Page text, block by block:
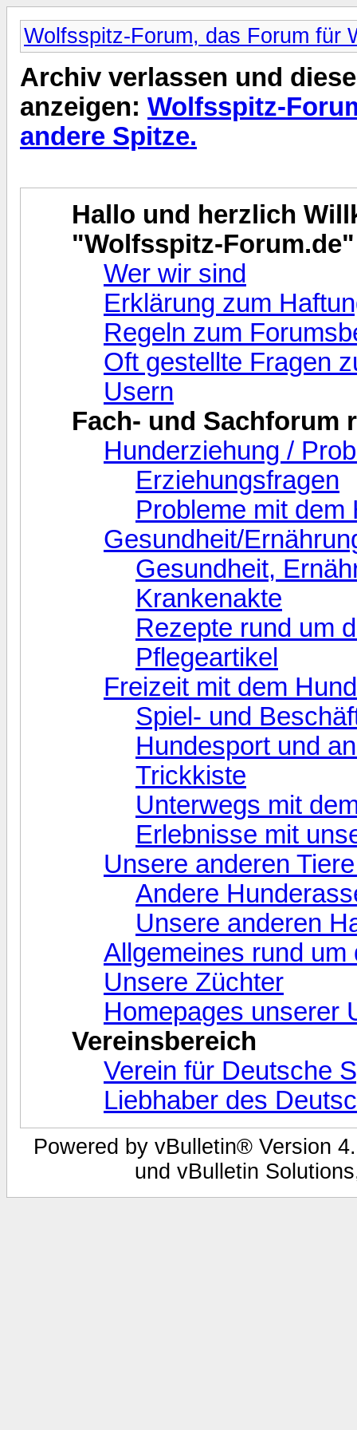
Wolfsspitz-Forum, das Forum für
Archiv verlassen und
anzeigen: Wolfsspitz-
andere Spitze.
Hallo und herzlich
"Wolfsspitz-Forum.de"
Wer wir sind
Erklärung zum
Regeln zum
Oft gestellte Fragen
Usern
Fach- und Sachforum
Hunderziehung /
Erziehungsfragen
Probleme mit dem
Gesundheit/
Gesundheit,
Krankenakte
Rezepte rund um
Pflegeartikel
Freizeit mit dem Hund
Spiel- und
Hundesport und
Trickkiste
Unterwegs mit
Erlebnisse mit
Unsere anderen
Andere
Unsere anderen
Allgemeines rund um
Unsere Züchter
Homepages unserer
Vereinsbereich
Verein für Deutsche
Liebhaber des
Powered by vBulletin® Version
und vBulletin